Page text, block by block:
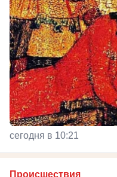
сегодня в 10:21
Происшествия